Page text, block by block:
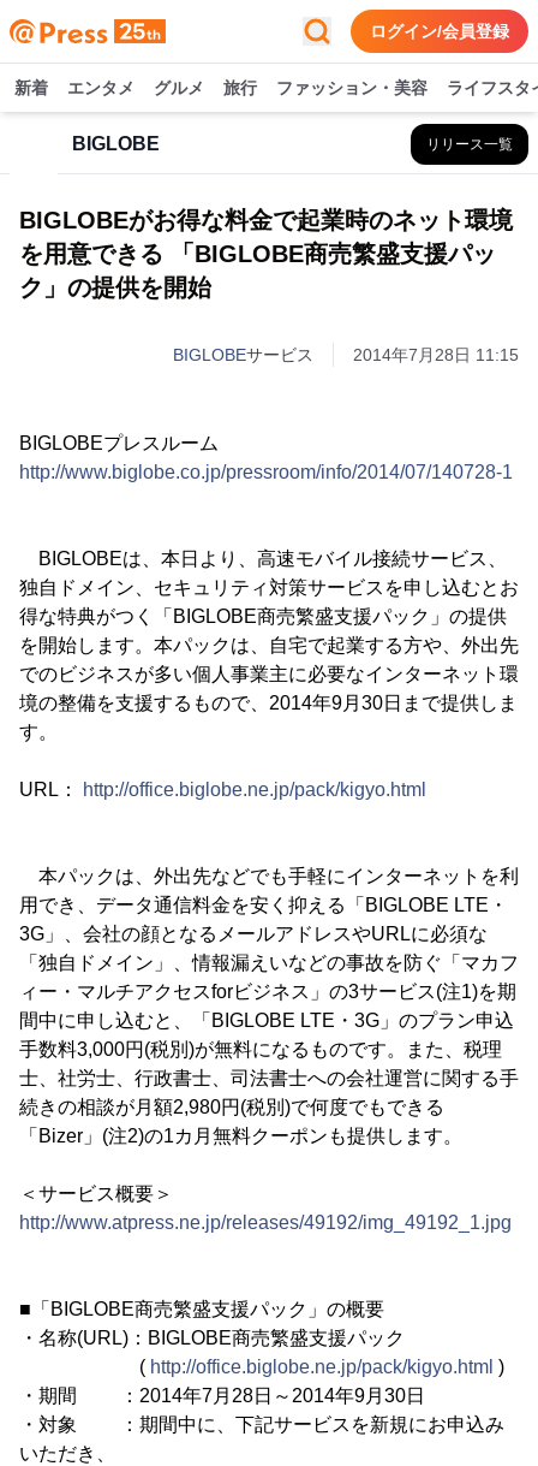
ログイン/会員登録
新着 エンタメ グルメ 旅行 ファッション・美容 ライフスタ
BIGLOBE リリース一覧
BIGLOBEがお得な料金で起業時のネット環境
を用意できる 「BIGLOBE商売繁盛支援パッ
ク」の提供を開始
BIGLOBEサービス 2014年7月28日 11:15
BIGLOBEプレスルーム
http://www.biglobe.co.jp/pressroom/info/2014/07/140728-1
BIGLOBEは、本日より、高速モバイル接続サービス、
独自ドメイン、セキュリティ対策サービスを申し込むとお
得な特典がつく「BIGLOBE商売繁盛支援パック」の提供
を開始します。本パックは、自宅で起業する方や、外出先
でのビジネスが多い個人事業主に必要なインターネット環
境の整備を支援するもので、2014年9月30日まで提供しま
す。
URL： http://office.biglobe.ne.jp/pack/kigyo.html
本パックは、外出先などでも手軽にインターネットを利
用でき、データ通信料金を安く抑える「BIGLOBE LTE・
3G」、会社の顔となるメールアドレスやURLに必須な
「独自ドメイン」、情報漏えいなどの事故を防ぐ「マカフ
ィー・マルチアクセスforビジネス」の3サービス(注1)を期
間中に申し込むと、「BIGLOBE LTE・3G」のプラン申込
手数料3,000円(税別)が無料になるものです。また、税理
士、社労士、行政書士、司法書士への会社運営に関する手
続きの相談が月額2,980円(税別)で何度でもできる
「Bizer」(注2)の1カ月無料クーポンも提供します。
＜サービス概要＞
http://www.atpress.ne.jp/releases/49192/img_49192_1.jpg
■「BIGLOBE商売繁盛支援パック」の概要
・名称(URL)：BIGLOBE商売繁盛支援パック
( http://office.biglobe.ne.jp/pack/kigyo.html )
・期間 ：2014年7月28日～2014年9月30日
・対象 ：期間中に、下記サービスを新規にお申込み
いただき、